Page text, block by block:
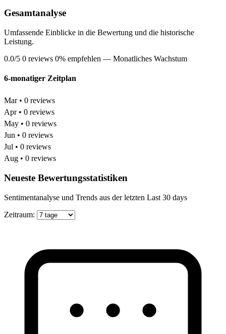
Gesamtanalyse
Umfassende Einblicke in die Bewertung und die historische
Leistung.
0.0/5 0 reviews 0% empfehlen — Monatliches Wachstum
6-monatiger Zeitplan
Mar • 0 reviews
Apr • 0 reviews
May • 0 reviews
Jun • 0 reviews
Jul • 0 reviews
Aug • 0 reviews
Neueste Bewertungsstatistiken
Sentimentanalyse und Trends aus der letzten Last 30 days
Zeitraum: